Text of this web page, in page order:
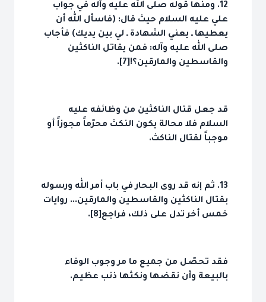
12. ومنها قوله صلى الله عليه وآله في جواب
علي عليه السلام حيث قال: (فاسأل الله أن
يعطيها ـ يعني الشهادة ـ لي بين يديك) فأجاب
صلى الله عليه وآله: فمن يقاتل الناكثين
والقاسطين والمارقين؟![7].
قد جعل قتال الناكثين من وظائفه عليه
السلام فلا محالة يكون النكث محرّماً مجوزاً أو
موجباً لقتال الناكث.
13. ثم إنه قد روى البحار في باب أمر الله ورسوله
بقتال الناكثين والقاسطين والمارقين... روايات
خمس أخر تدل على ذلك، فراجع[8].
فقد تحصّل من جميع ما مر وجوب الوفاء
بالبيعة وأن نقضها ونكثها ذنب عظيم.